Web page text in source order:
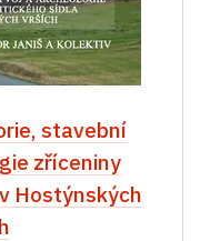
stavební
zříceniny
Hostýnských